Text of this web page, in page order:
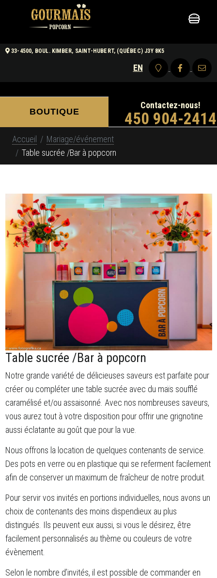
33-4500, BOUL. KIMBER, SAINT-HUBERT, (QUÉBEC) J3Y 8K5
EN
Contactez-nous!
450 904-2414
BOUTIQUE
Accueil
Mariage/événement
Table sucrée /Bar à popcorn
Table sucrée /Bar à popcorn
Notre grande variété de délicieuses saveurs est parfaite pour
créer ou compléter une table sucrée avec du maïs soufflé
caramélisé et/ou assaisonné. Avec nos nombreuses saveurs,
vous aurez tout à votre disposition pour offrir une grignotine
aussi éclatante au goût que pour la vue.
Nous offrons la location de quelques contenants de service.
Des pots en verre ou en plastique qui se referment facilement
afin de conserver un maximum de fraîcheur de notre produit.
Pour servir vos invités en portions individuelles, nous avons un
choix de contenants des moins dispendieux au plus
distingués. Ils peuvent eux aussi, si vous le désirez, être
facilement personnalisés au thème ou couleurs de votre
évènement.
Selon le nombre d’invités, il est possible de commander en